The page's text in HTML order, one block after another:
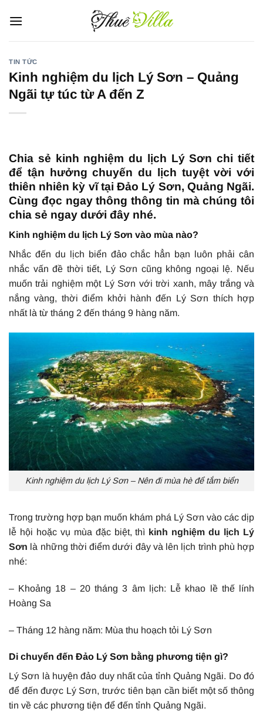
qua
TIN TỨC
Kinh nghiệm du lịch Lý Sơn – Quảng
Ngãi tự túc từ A đến Z
Chia sẻ kinh nghiệm du lịch Lý Sơn chi tiết
để tận hưởng chuyến du lịch tuyệt vời với
thiên nhiên kỳ vĩ tại Đảo Lý Sơn, Quảng Ngãi.
Cùng đọc ngay thông thông tin mà chúng tôi
chia sẻ ngay dưới đây nhé.
Kinh nghiệm du lịch Lý Sơn vào mùa nào?
Nhắc đến du lịch biển đảo chắc hẳn bạn luôn phải cân
nhắc vấn đề thời tiết, Lý Sơn cũng không ngoại lệ. Nếu
muốn trải nghiệm một Lý Sơn với trời xanh, mây trắng và
nắng vàng, thời điểm khởi hành đến Lý Sơn thích hợp
nhất là từ tháng 2 đến tháng 9 hàng năm.
Kinh nghiệm du lịch Lý Sơn – Nên đi mùa hè để tắm biển
Trong trường hợp bạn muốn khám phá Lý Sơn vào các dịp
lễ hội hoặc vụ mùa đặc biệt, thì kinh nghiệm du lịch Lý
Sơn là những thời điểm dưới đây và lên lịch trình phù hợp
nhé:
– Khoảng 18 – 20 tháng 3 âm lịch: Lễ khao lề thế lính
Hoàng Sa
– Tháng 12 hàng năm: Mùa thu hoạch tỏi Lý Sơn
Di chuyển đến Đảo Lý Sơn bằng phương tiện gì?
Lý Sơn là huyện đảo duy nhất của tỉnh Quảng Ngãi. Do đó
để đến được Lý Sơn, trước tiên bạn cần biết một số thông
tin về các phương tiện để đến tỉnh Quảng Ngãi.